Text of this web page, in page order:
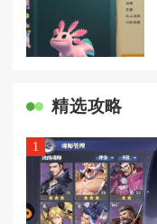
精选攻略
1